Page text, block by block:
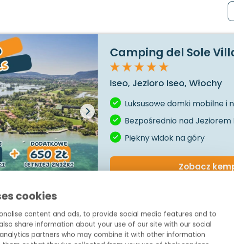
cookies
content and ads, to provide social media features and to
share information about your use of our site with our social
partners who may combine it with other information
Camping del Sole
Iseo, Jezioro Iseo, Włochy
Luksusowe domki mobilne i
Bezpośrednio nad Jeziorem
Piękny widok na góry
Zobacz
6 35 m² 3